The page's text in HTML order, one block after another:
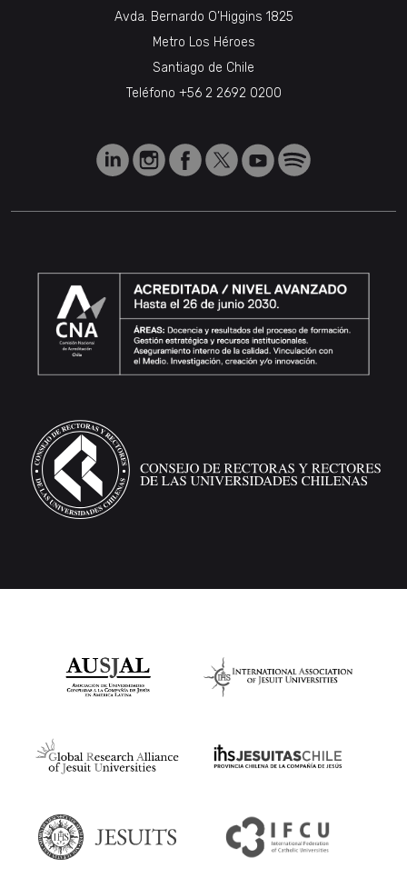
Avda. Bernardo O’Higgins 1825
Metro Los Héroes
Santiago de Chile
Teléfono +56 2 2692 0200